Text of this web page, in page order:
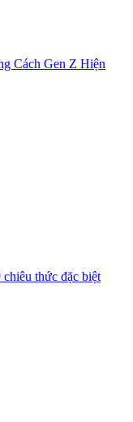
Cách Gen Z Hiện
thức đặc biệt